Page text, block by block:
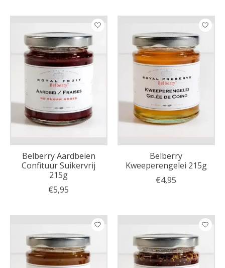
Belberry Aardbeien
Confituur Suikervrij
215g
€5,95
Belberry
Kweeperengelei 215g
€4,95